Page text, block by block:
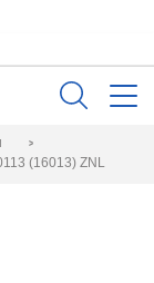
(16013) ZNL